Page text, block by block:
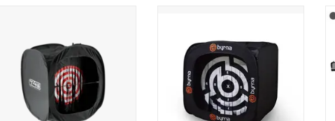
AGGIUNGI AL CARRELLO